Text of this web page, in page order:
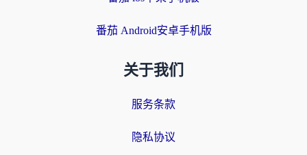
番茄 Android安卓手机版
关于我们
服务条款
隐私协议